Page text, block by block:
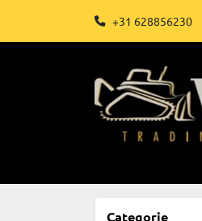
+31 628856230
Categorie